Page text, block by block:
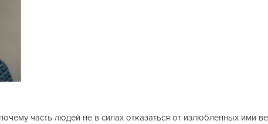
часть людей не в силах отказаться от излюбленных ими